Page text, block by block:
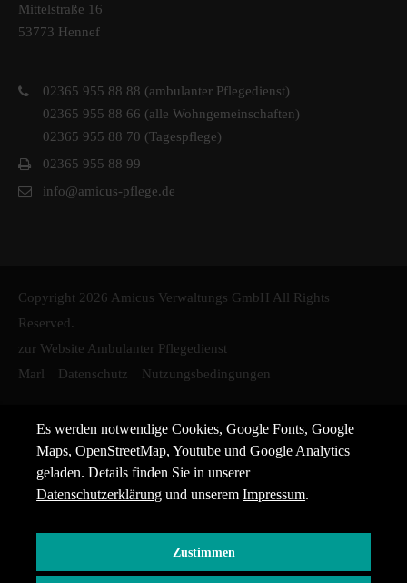
Mittelstraße 16
53773 Hennef
02365 955 88 88 (ambulanter Pflegedienst)
02365 955 88 66 (alle Wohngemeinschaften)
02365 955 88 70 (Tagespflege)
02365 955 88 99
info@amicus-pflege.de
Copyright 2026 Amicus Verwaltungs GmbH All Rights
Reserved.
zur Website Ambulanter Pflegedienst
Marl
Datenschutz Nutzungsbedingungen
Es werden notwendige Cookies, Google Fonts, Google
Maps, OpenStreetMap, Youtube und Google Analytics
geladen. Details finden Sie in unserer
Datenschutzerklärung und unseremImpressum.
Zustimmen